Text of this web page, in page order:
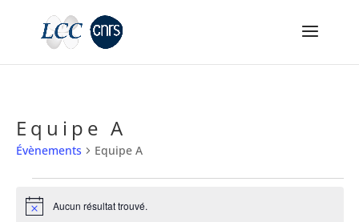
Equipe A
Évènements Equipe A
Évènements
Notice Aucun résultat trouvé.